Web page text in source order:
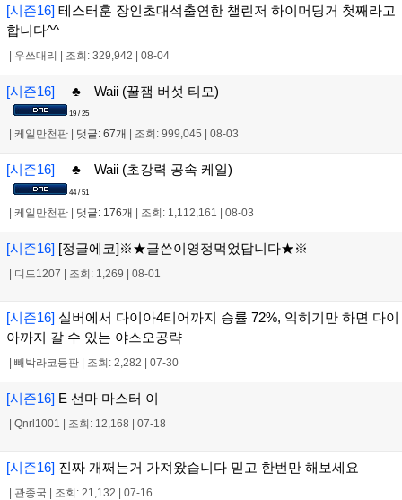
[시즌16] 테스터훈 장인초대석출연한 챌린저 하이머딩거 첫째라고
합니다^^
우쓰대리 조회: 329,942 08-04
[시즌16] ♣ Waii (꿀잼 버섯 티모)
19 / 25
케일만천판 댓글: 67개 조회: 999,045 08-03
[시즌16] ♣ Waii (초강력 공속 케일)
44 / 51
| 케일만천판 | 댓글: 176개 | 조회: 1,112,161 | 08-03
[시즌16] [정글에코]※★글쓴이영정먹었답니다★※
| 디드1207 | 조회: 1,269 | 08-01
[시즌16] 실버에서 다이아4티어까지 승률 72%, 익히기만 하면 다이
아까지 갈 수 있는 야스오공략
| 빼박라코등판 | 조회: 2,282 | 07-30
[시즌16] E 선마 마스터 이
| Qnrl1001 | 조회: 12,168 | 07-18
[시즌16] 진짜 개쩌는거 가져왔습니다 믿고 한번만 해보세요
| 관종국 | 조회: 21,132 | 07-16